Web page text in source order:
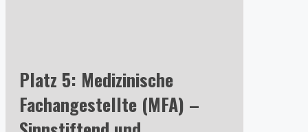
Platz 5: Medizinische
Fachangestellte (MFA) –